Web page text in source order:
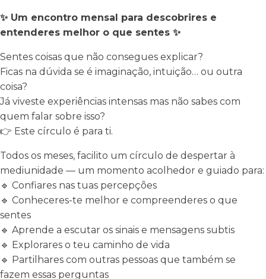
✨ Um encontro mensal para descobrires e
entenderes melhor o que sentes ✨
Sentes coisas que não consegues explicar?
Ficas na dúvida se é imaginação, intuição… ou outra
coisa?
Já viveste experiências intensas mas não sabes com
quem falar sobre isso?
👉 Este círculo é para ti.
Todos os meses, facilito um círculo de despertar à
mediunidade — um momento acolhedor e guiado para:
🔹 Confiares nas tuas percepções
🔹 Conheceres-te melhor e compreenderes o que
sentes
🔹 Aprende a escutar os sinais e mensagens subtis
🔹 Explorares o teu caminho de vida
🔹 Partilhares com outras pessoas que também se
fazem essas perguntas